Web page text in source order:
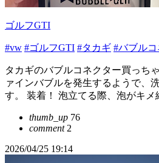
ゴルフGTI
#vw #ゴルフGTI #タカギ #バブル
タカギのバブルコネクター買っち
ァインバブルを発生するようで、
す。 装着！ 泡立てる際、泡がキメ
thumb_up 76
comment2
2026/04/25 19:14